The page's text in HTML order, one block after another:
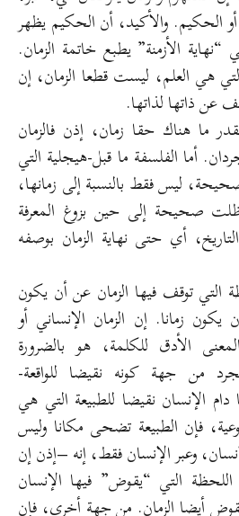
الحكيم. والأكيد، أن الحكيم يظهر
الأزمنة” يطبع خاتمة الزمان.
هي العلم، ليست قطعا الزمان، إن
عن ذاتها لذاتها.
ما هناك حقا زمان، إذن فالزمان
أما الفلسفة ما قبل-هيجلية التي
ليس فقط بالنسبة إلى زمانها،
صحيحة إلى حين بزوغ المعرفة
أي حتى نهاية الزمان بوصفه
التي توقف فيها الزمان عن أن يكون
زمانا. إن الزمان الإنساني أو
الأدق للكلمة، هو بالضرورة
من جهة كونه نقيضا للواقعة-
دام الإنسان نقيضا للطبيعة التي هي
فإن الطبيعة تضحى مكانا وليس
وعبر الإنسان فقط، إنه –إذن إن
التي “يقوض” فيها الإنسان
أيضا الزمان. من جهة أخرى، فإن